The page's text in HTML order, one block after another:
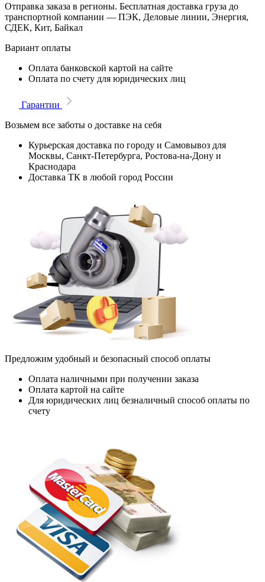
Отправка заказа в регионы. Бесплатная доставка груза до
транспортной компании — ПЭК, Деловые линии, Энергия,
СДЕК, Кит, Байкал
Вариант оплаты
Оплата банковской картой на сайте
Оплата по счету для юридических лиц
Гарантии
Возьмем все заботы о доставке на себя
Курьерская доставка по городу и Самовывоз для
Москвы, Санкт-Петербурга, Ростова-на-Дону и
Краснодара
Доставка ТК в любой город России
Предложим удобный и безопасный способ оплаты
Оплата наличными при получении заказа
Оплата картой на сайте
Для юридических лиц безналичный способ оплаты по
счету